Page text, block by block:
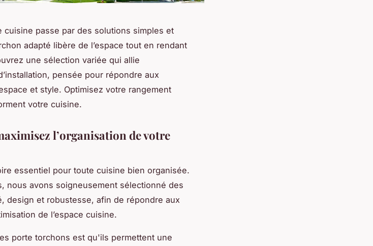
cuisine passe par des solutions simples et
adapté libère de l’espace tout en rendant
une sélection variée qui allie
pensée pour répondre aux
et style. Optimisez votre rangement
votre cuisine.
l’organisation de votre
essentiel pour toute cuisine bien organisée.
nous avons soigneusement sélectionné des
design et robustesse, afin de répondre aux
de l’espace cuisine.
porte torchons est qu'ils permettent une